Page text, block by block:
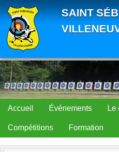
SAINT
Accueil Événements Le
Compétitions Formation
Panneau de gestion des cookies